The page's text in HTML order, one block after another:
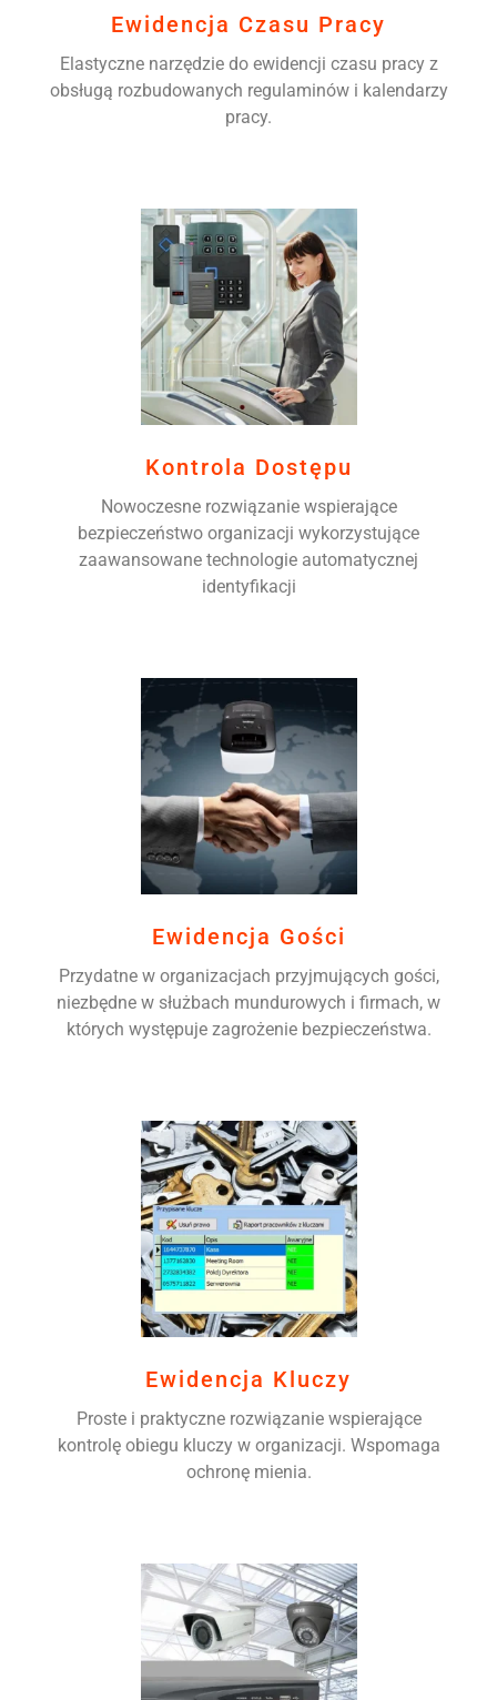
Ewidencja Czasu Pracy
Elastyczne narzędzie do ewidencji czasu pracy z
obsługą rozbudowanych regulaminów i kalendarzy
pracy.
Kontrola Dostępu
Nowoczesne rozwiązanie wspierające
bezpieczeństwo organizacji wykorzystujące
zaawansowane technologie automatycznej
identyfikacji
Ewidencja Gości
Przydatne w organizacjach przyjmujących gości,
niezbędne w służbach mundurowych i firmach, w
których występuje zagrożenie bezpieczeństwa.
Ewidencja Kluczy
Proste i praktyczne rozwiązanie wspierające
kontrolę obiegu kluczy w organizacji. Wspomaga
ochronę mienia.